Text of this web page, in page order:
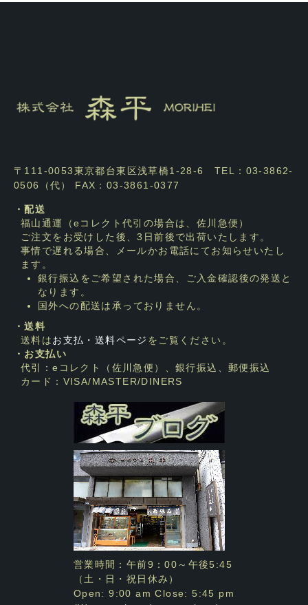
〒111-0053東京都台東区浅草橋1-28-6 TEL：03-3862-
0506（代） FAX：03-3861-0377
・配送
福山通運（eコレクト代引の場合は、佐川急便）
ご注文をお受けした後、3日前後で出荷いたします。
事情で遅れる場合、メールかお電話にてお知らせいたし
ます。
銀行振込をご希望された場合、ご入金確認後の発送と
なります。
国外への配送は承っておりません。
・送料
送料はお支払・送料ページ をご覧ください。
・お支払い
代引：eコレクト（佐川急便）、銀行振込、郵便振込
カード：VISA/MASTER/DINERS
営業時間：午前9：00～午後5:45
（土・日・祝日休み）
Open: 9:00 am Close: 5:45 pm